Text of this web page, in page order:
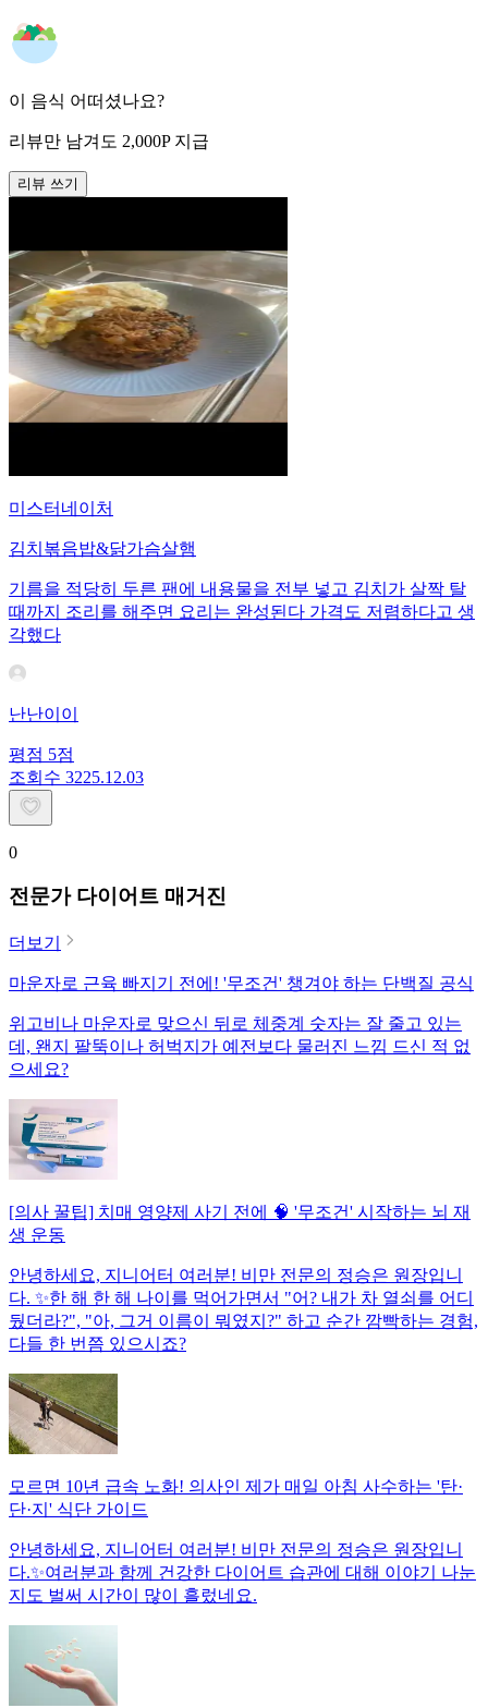
이 음식 어떠셨나요?
리뷰만 남겨도 2,000P 지급
리뷰 쓰기
미스터네이처
김치볶음밥&닭가슴살햄
기름을 적당히 두른 팬에 내용물을 전부 넣고 김치가 살짝 탈
때까지 조리를 해주면 요리는 완성된다 가격도 저렴하다고 생
각했다
난난이이
평점 5점
조회수 3225.12.03
0
전문가 다이어트 매거진
더보기
마운자로 근육 빠지기 전에! '무조건' 챙겨야 하는 단백질 공식
위고비나 마운자로 맞으신 뒤로 체중계 숫자는 잘 줄고 있는
데, 왠지 팔뚝이나 허벅지가 예전보다 물러진 느낌 드신 적 없
으세요?
[의사 꿀팁] 치매 영양제 사기 전에 🧠 '무조건' 시작하는 뇌 재
생 운동
안녕하세요, 지니어터 여러분! 비만 전문의 정승은 원장입니
다. ✨한 해 한 해 나이를 먹어가면서 "어? 내가 차 열쇠를 어디
뒀더라?", "아, 그거 이름이 뭐였지?" 하고 순간 깜빡하는 경험,
다들 한 번쯤 있으시죠?
모르면 10년 급속 노화! 의사인 제가 매일 아침 사수하는 '탄·
단·지' 식단 가이드
안녕하세요, 지니어터 여러분! 비만 전문의 정승은 원장입니
다.✨여러분과 함께 건강한 다이어트 습관에 대해 이야기 나눈
지도 벌써 시간이 많이 흘렀네요.